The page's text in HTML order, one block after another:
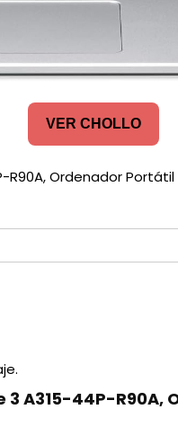
VER CHOLLO
Ordenador Portátil
A315-44P-R90A,